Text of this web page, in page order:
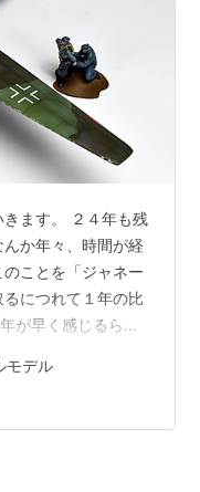
ます。 ２４年も残
か年々、時間が経
ことを「ジャネー
につれて１年の比
が早く感じるらし
造形村 Ta-152H-1
兵セット 出撃前の
気ですね。 1/32の
るキットです。 良
モデル